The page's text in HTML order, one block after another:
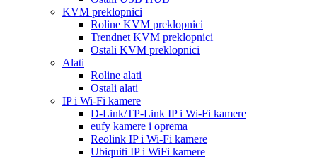
KVM preklopnici
Roline KVM preklopnici
Trendnet KVM preklopnici
Ostali KVM preklopnici
Alati
Roline alati
Ostali alati
IP i Wi-Fi kamere
D-Link/TP-Link IP i Wi-Fi kamere
eufy kamere i oprema
Reolink IP i Wi-Fi kamere
Ubiquiti IP i WiFi kamere